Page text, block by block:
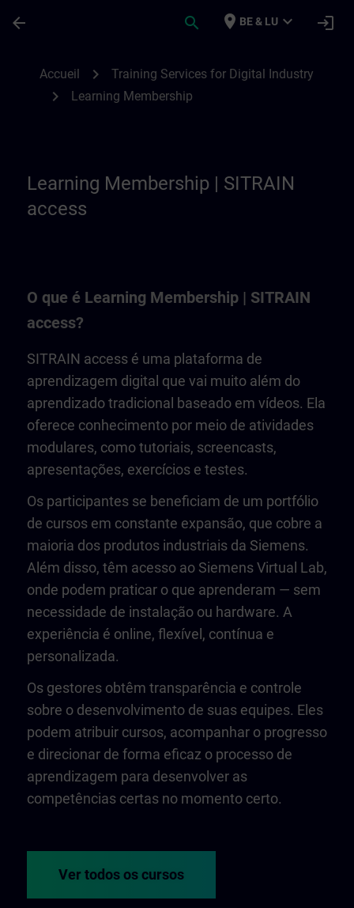
arrow_back search place BE & LU expand_more login
Accueil chevron_right Training Services for Digital Industry
chevron_right Learning Membership
Learning Membership | SITRAIN
access
O que é Learning Membership | SITRAIN
access?
SITRAIN access é uma plataforma de
aprendizagem digital que vai muito além do
aprendizado tradicional baseado em vídeos. Ela
oferece conhecimento por meio de atividades
modulares, como tutoriais, screencasts,
apresentações, exercícios e testes.
Os participantes se beneficiam de um portfólio
de cursos em constante expansão, que cobre a
maioria dos produtos industriais da Siemens.
Além disso, têm acesso ao Siemens Virtual Lab,
onde podem praticar o que aprenderam — sem
necessidade de instalação ou hardware. A
experiência é online, flexível, contínua e
personalizada.
Os gestores obtêm transparência e controle
sobre o desenvolvimento de suas equipes. Eles
podem atribuir cursos, acompanhar o progresso
e direcionar de forma eficaz o processo de
aprendizagem para desenvolver as
competências certas no momento certo.
Ver todos os cursos